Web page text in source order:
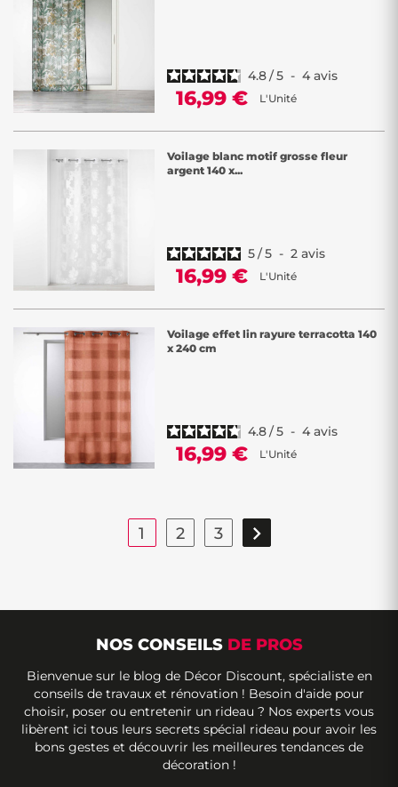
4.8/5 - 4 avis
16,99 € L'Unité
Voilage blanc motif grosse fleur
argent 140 x...
5/5 - 2 avis
16,99 € L'Unité
Voilage effet lin rayure terracotta 140
x 240 cm
4.8/5 - 4 avis
16,99 € L'Unité
1 2 3 
NOS CONSEILS DE PROS
Bienvenue sur le blog de Décor Discount, spécialiste en
conseils de travaux et rénovation ! Besoin d'aide pour
choisir, poser ou entretenir un rideau ? Nos experts vous
libèrent ici tous leurs secrets spécial rideau pour avoir les
bons gestes et découvrir les meilleures tendances de
décoration !